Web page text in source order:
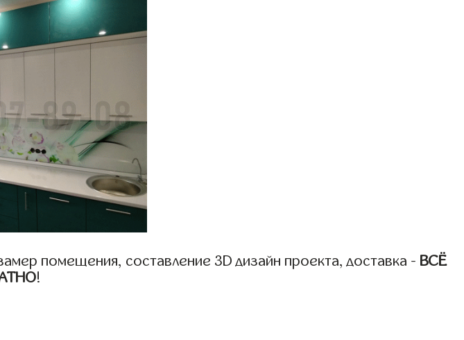
помещения, составление 3D дизайн проекта, доставка - ВСЁ
!